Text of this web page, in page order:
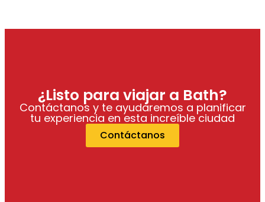
¿Listo para viajar a Bath?
Contáctanos y te ayudaremos a planificar
tu experiencia en esta increíble ciudad
Contáctanos